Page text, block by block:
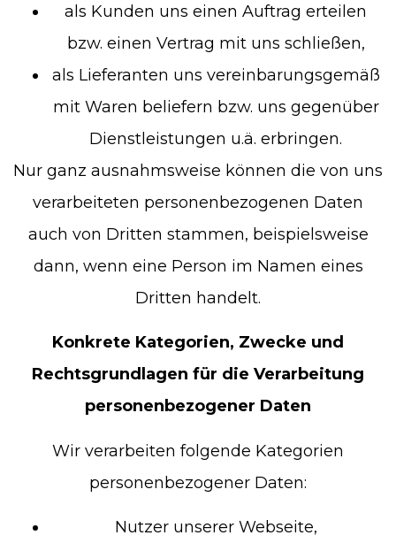
als Kunden uns einen Auftrag erteilen
bzw. einen Vertrag mit uns schließen,
als Lieferanten uns vereinbarungsgemäß
mit Waren beliefern bzw. uns gegenüber
Dienstleistungen u.ä. erbringen.
Nur ganz ausnahmsweise können die von uns
verarbeiteten personenbezogenen Daten
auch von Dritten stammen, beispielsweise
dann, wenn eine Person im Namen eines
Dritten handelt.
Konkrete Kategorien, Zwecke und
Rechtsgrundlagen für die Verarbeitung
personenbezogener Daten
Wir verarbeiten folgende Kategorien
personenbezogener Daten:
Nutzer unserer Webseite,